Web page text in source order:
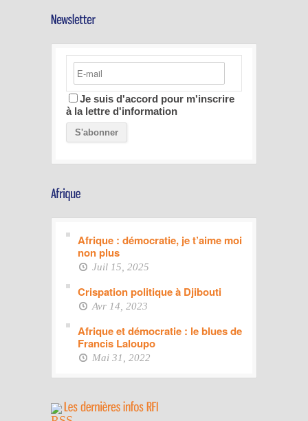
Je suis d'accord pour m'inscrire
à la lettre d'information
Afrique : démocratie, je t’aime moi
non plus
Juil 15, 2025
Crispation politique à Djibouti
Avr 14, 2023
Afrique et démocratie : le blues de
Francis Laloupo
Mai 31, 2022